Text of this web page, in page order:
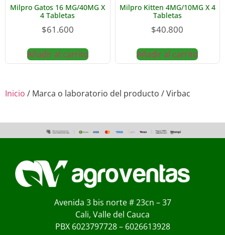
Inicio / Marca o laboratorio del producto / Virbac
Milpro Gatos 16 MG/40MG X
4 Tabletas
$61.600
Añadir al carrito
Milpro Kitten 4MG/10MG X 4
Tabletas
$40.800
Añadir al carrito
Avenida 3 bis norte # 23cn – 37
Cali, Valle del Cauca
PBX 6023797728 – 6026613928